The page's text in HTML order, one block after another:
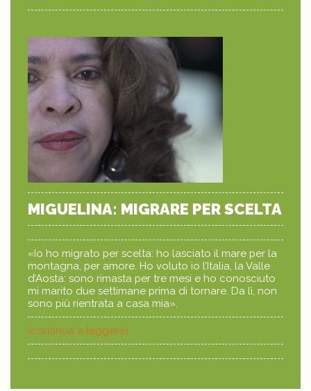
MIGUELINA: MIGRARE PER SCELTA
«Io ho migrato per scelta: ho lasciato il mare per la
montagna, per amore. Ho voluto io l’Italia, la Valle
d’Aosta: sono rimasta per tre mesi e ho conosciuto
mi marito due settimane prima di tornare. Da lì, non
sono più rientrata a casa mia».
(continua a leggere)